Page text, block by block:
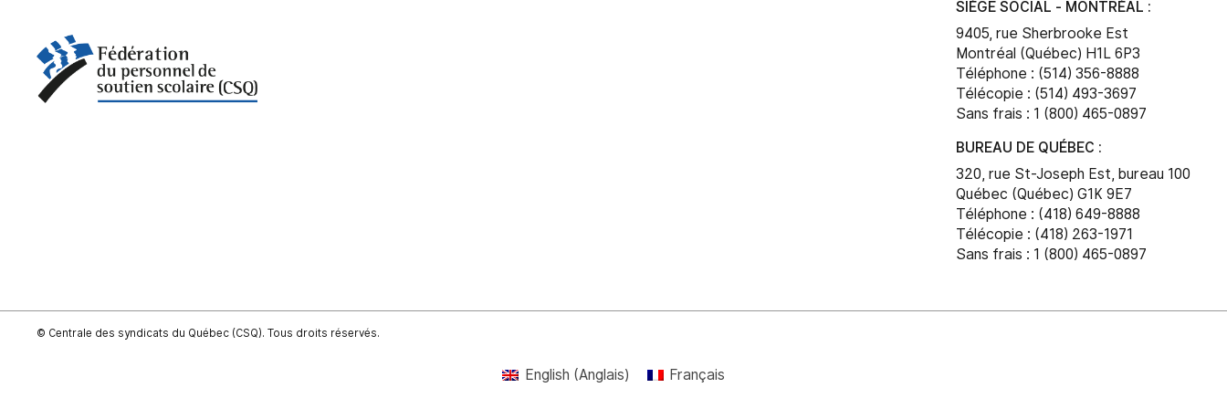
SIÈGE SOCIAL - MONTRÉAL :
9405, rue Sherbrooke Est
Montréal (Québec) H1L 6P3
Téléphone : (514) 356-8888
Télécopie : (514) 493-3697
Sans frais : 1 (800) 465-0897
BUREAU DE QUÉBEC :
320, rue St-Joseph Est, bureau 100
Québec (Québec) G1K 9E7
Téléphone : (418) 649-8888
Télécopie : (418) 263-1971
Sans frais : 1 (800) 465-0897
© Centrale des syndicats du Québec (CSQ). Tous droits réservés.
English (Anglais) Français